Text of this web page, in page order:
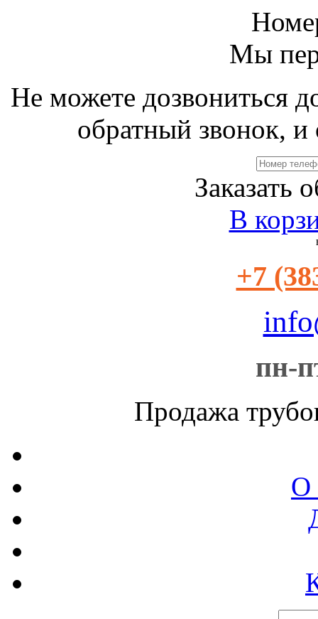
Мы
Не можете дозвониться
обратный звонок, и
Заказать
В
+7
пн-
Продажа
О